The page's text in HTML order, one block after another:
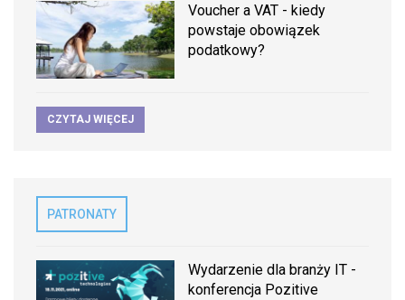
Voucher a VAT - kiedy
powstaje obowiązek
podatkowy?
CZYTAJ WIĘCEJ
PATRONATY
Wydarzenie dla branży IT -
konferencja Pozitive